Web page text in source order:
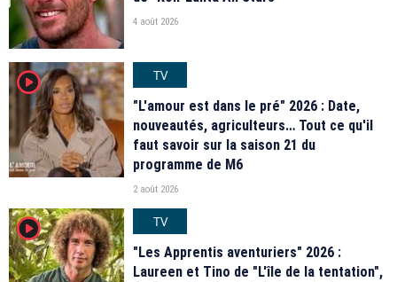
4 août 2026
player2
TV
"L'amour est dans le pré" 2026 : Date,
nouveautés, agriculteurs… Tout ce qu'il
faut savoir sur la saison 21 du
programme de M6
2 août 2026
player2
TV
"Les Apprentis aventuriers" 2026 :
Laureen et Tino de "L'île de la tentation",